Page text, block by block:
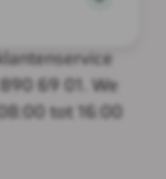
69 01. We
tot 16:00